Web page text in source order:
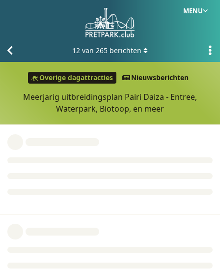
MENU
Overige dagattracties Nieuwsberichten
Meerjarig uitbreidingsplan Pairi Daiza - Entree,
Waterpark, Biotoop, en meer
12 van 265 berichten